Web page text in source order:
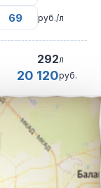
руб./л
292л
20 120руб.
из города